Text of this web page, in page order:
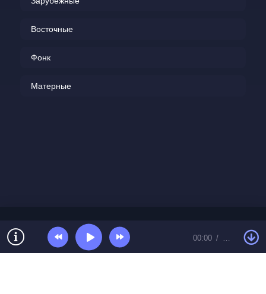
Восточные
Фонк
Матерные
00:00